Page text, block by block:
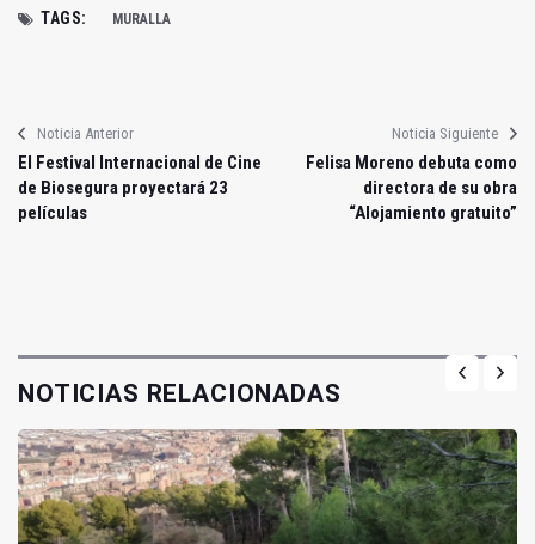
TAGS: MURALLA
Noticia Anterior
El Festival Internacional de Cine
de Biosegura proyectará 23
películas
Noticia Siguiente
Felisa Moreno debuta como
directora de su obra
“Alojamiento gratuito”
NOTICIAS RELACIONADAS